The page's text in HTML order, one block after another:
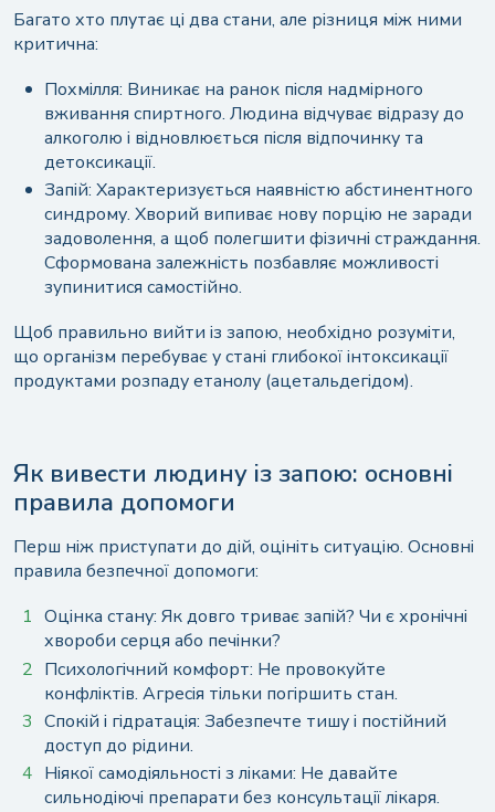
Коли потрібно терміново викликати лікаря
або швидку допомогу
Як допомогти людині утриматися від зриву
Багато хто плутає ці два стани, але різниця між ними
критична:
Похмілля: Виникає на ранок після надмірного
вживання спиртного. Людина відчуває відразу до
алкоголю і відновлюється після відпочинку та
детоксикації.
Запій: Характеризується наявністю абстинентного
синдрому. Хворий випиває нову порцію не заради
задоволення, а щоб полегшити фізичні страждання.
Сформована залежність позбавляє можливості
зупинитися самостійно.
Щоб правильно вийти із запою, необхідно розуміти,
що організм перебуває у стані глибокої інтоксикації
продуктами розпаду етанолу (ацетальдегідом).
Як вивести людину із запою: основні
правила допомоги
Перш ніж приступати до дій, оцініть ситуацію. Основні
правила безпечної допомоги:
Оцінка стану: Як довго триває запій? Чи є хронічні
хвороби серця або печінки?
Психологічний комфорт: Не провокуйте
конфліктів. Агресія тільки погіршить стан.
Спокій і гідратація: Забезпечте тишу і постійний
доступ до рідини.
Ніякої самодіяльності з ліками: Не давайте
сильнодіючі препарати без консультації лікаря.